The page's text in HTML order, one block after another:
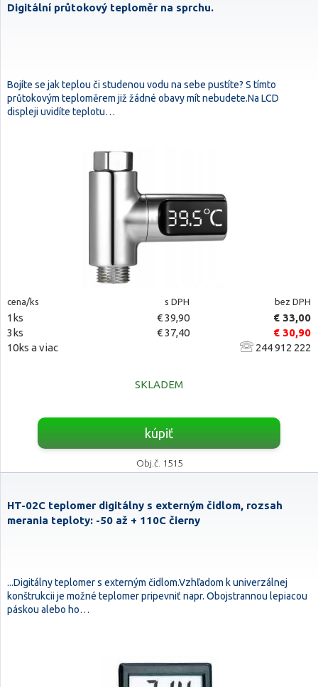
Digitální průtokový teploměr na sprchu.
Bojíte se jak teplou či studenou vodu na sebe pustíte? S tímto
průtokovým teploměrem již žádné obavy mít nebudete.Na LCD
displeji uvidíte teplotu…
cena/ks s DPH bez DPH
1ks € 39,90
€ 33,00
3ks
€ 37,40
€ 30,90
10ks a viac
244 912 222
SKLADEM
kúpiť
Obj.č. 1515
HT-02C teplomer digitálny s externým čidlom, rozsah
merania teploty: -50 až + 110C čierny
...Digitálny teplomer s externým čidlom.Vzhľadom k univerzálnej
konštrukcii je možné teplomer pripevniť napr. Obojstrannou lepiacou
páskou alebo ho…